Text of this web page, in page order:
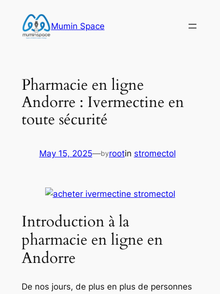
content
Mumin Space
Pharmacie en ligne
Andorre : Ivermectine en
toute sécurité
May 15, 2025—byrootin stromectol
Introduction à la
pharmacie en ligne en
Andorre
De nos jours, de plus en plus de personnes